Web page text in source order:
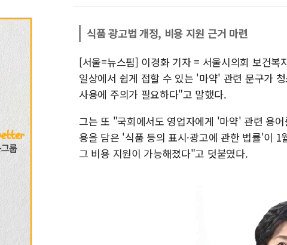
식품 광고법 개정, 비용 지원 근거 마련
[서울=뉴스핌] 이경화 기자 = 서울시의회 보건
일상에서 쉽게 접할 수 있는 '마약' 관련 문구가
사용에 주의가 필요하다"고 말했다.
그는 또 "국회에서도 영업자에게 '마약' 관련 용
용을 담은 '식품 등의 표시·광고에 관한 법률'이
그 비용 지원이 가능해졌다"고 덧붙였다.